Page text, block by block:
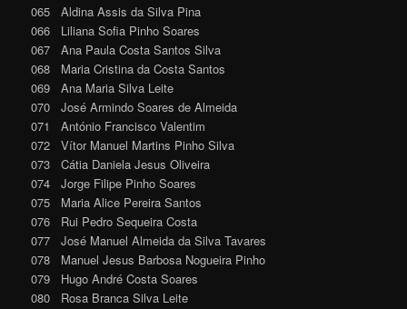
065 Aldina Assis da Silva Pina
066 Liliana Sofia Pinho Soares
067 Ana Paula Costa Santos Silva
068 Maria Cristina da Costa Santos
069 Ana Maria Silva Leite
070 José Armindo Soares de Almeida
071 António Francisco Valentim
072 Vítor Manuel Martins Pinho Silva
073 Cátia Daniela Jesus Oliveira
074 Jorge Filipe Pinho Soares
075 Maria Alice Pereira Santos
076 Rui Pedro Sequeira Costa
077 José Manuel Almeida da Silva Tavares
078 Manuel Jesus Barbosa Nogueira Pinho
079 Hugo André Costa Soares
080 Rosa Branca Silva Leite